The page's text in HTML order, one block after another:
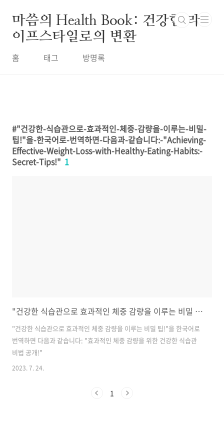
마씀의 Health Book: 건강한 라
이프스타일로의 변환
홈 태그 방명록
"건강한-식습관으로-효과적인-체중-감량을-이루는-비밀-
팁!"을-한국어로-번역하면-다음과-같습니다:-"Achieving-
Effective-Weight-Loss-with-Healthy-Eating-Habits:-
Secret-Tips!" 1
"건강한 식습관으로 효과적인 체중 감량을 이루는 비밀 팁!"을 한국어로 번역하면 다음과 같습니다: "Achieving Effective Weight Loss with Healthy Eating Habits: Secret Tips!"
"건강한 식습관으로 효과적인 체중 감량을 이루는 비밀 팁!"을 한국어로
번역하면 다음과 같습니다: "효과적인 체중 감량을 위한 건강한 식습관
비법 공개!"
2023. 7. 24.
1